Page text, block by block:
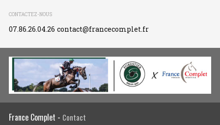
CONTACTEZ-NOUS
07.86.26.04.26 contact@francecomplet.fr
France Complet - Contact